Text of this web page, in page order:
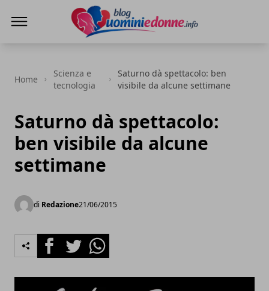
Home
Scienza e
tecnologia
Saturno dà spettacolo: ben
visibile da alcune settimane
Saturno dà spettacolo:
ben visibile da alcune
settimane
di Redazione21/06/2015
FacebookTwitterWhatsapp